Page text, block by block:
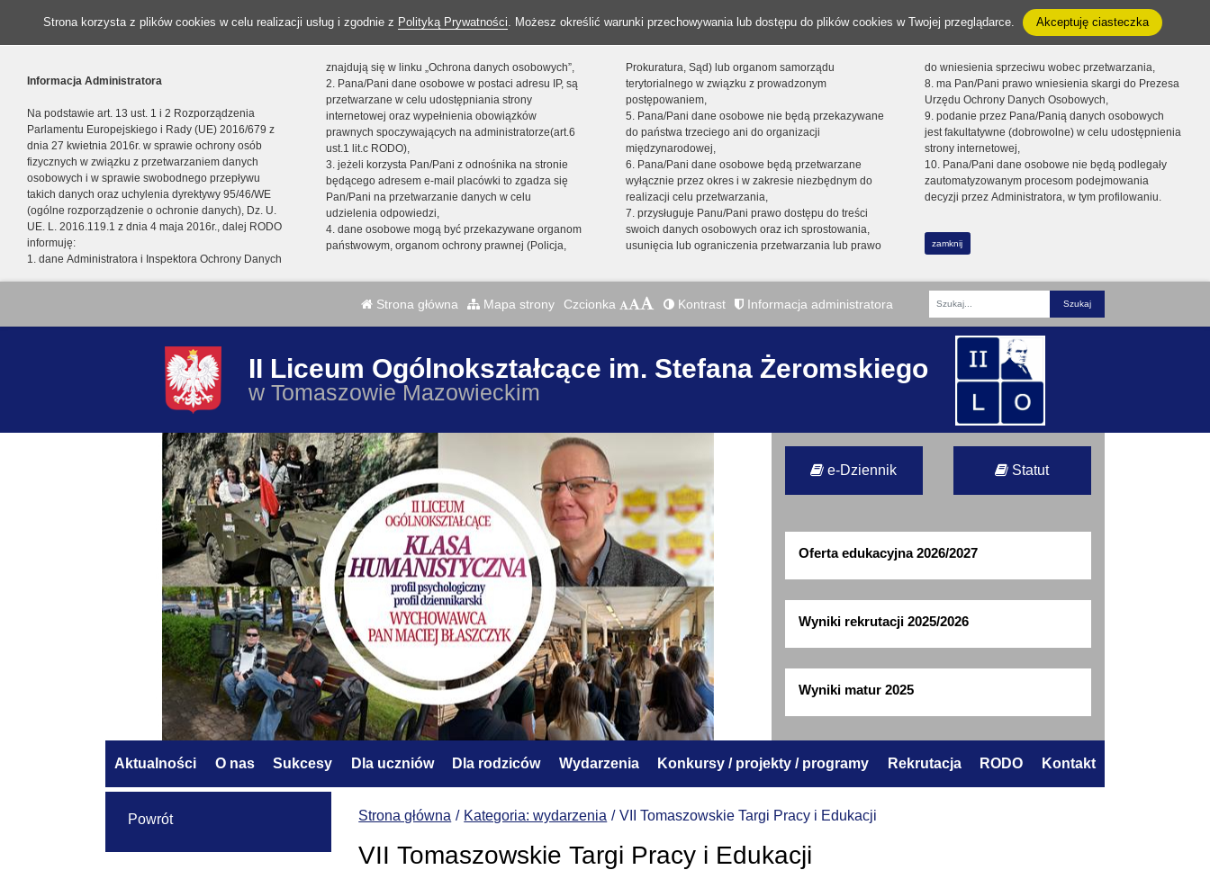
Strona korzysta z plików cookies w celu realizacji usług i zgodnie z Polityką Prywatności. Możesz określić warunki przechowywania lub dostępu do plików cookies w Twojej przeglądarce. Akceptuję ciasteczka
Informacja Administratora
Na podstawie art. 13 ust. 1 i 2 Rozporządzenia
Parlamentu Europejskiego i Rady (UE) 2016/679 z
dnia 27 kwietnia 2016r. w sprawie ochrony osób
fizycznych w związku z przetwarzaniem danych
osobowych i w sprawie swobodnego przepływu
takich danych oraz uchylenia dyrektywy 95/46/WE
(ogólne rozporządzenie o ochronie danych), Dz. U.
UE. L. 2016.119.1 z dnia 4 maja 2016r., dalej RODO
informuję:
1. dane Administratora i Inspektora Ochrony Danych
znajdują się w linku „Ochrona danych osobowych”,
2. Pana/Pani dane osobowe w postaci adresu IP, są
przetwarzane w celu udostępniania strony
internetowej oraz wypełnienia obowiązków
prawnych spoczywających na administratorze(art.6
ust.1 lit.c RODO),
3. jeżeli korzysta Pan/Pani z odnośnika na stronie
będącego adresem e-mail placówki to zgadza się
Pan/Pani na przetwarzanie danych w celu
udzielenia odpowiedzi,
4. dane osobowe mogą być przekazywane organom
państwowym, organom ochrony prawnej (Policja,
Prokuratura, Sąd) lub organom samorządu
terytorialnego w związku z prowadzonym
postępowaniem,
5. Pana/Pani dane osobowe nie będą przekazywane
do państwa trzeciego ani do organizacji
międzynarodowej,
6. Pana/Pani dane osobowe będą przetwarzane
wyłącznie przez okres i w zakresie niezbędnym do
realizacji celu przetwarzania,
7. przysługuje Panu/Pani prawo dostępu do treści
swoich danych osobowych oraz ich sprostowania,
usunięcia lub ograniczenia przetwarzania lub prawo
do wniesienia sprzeciwu wobec przetwarzania,
8. ma Pan/Pani prawo wniesienia skargi do Prezesa
Urzędu Ochrony Danych Osobowych,
9. podanie przez Pana/Panią danych osobowych
jest fakultatywne (dobrowolne) w celu udostępnienia
strony internetowej,
10. Pana/Pani dane osobowe nie będą podlegały
zautomatyzowanym procesom podejmowania
decyzji przez Administratora, w tym profilowaniu.
zamknij
Strona główna Mapa strony Czcionka Kontrast Informacja administratora
Fraza
II Liceum Ogólnokształcące im. Stefana Żeromskiego
w Tomaszowie Mazowieckim
e-Dziennik Statut
Oferta edukacyjna 2026/2027
Wyniki rekrutacji 2025/2026
Wyniki matur 2025
Aktualności O nas Sukcesy Dla uczniów Dla rodziców Wydarzenia Konkursy / projekty / programy Rekrutacja RODO Kontakt
Strona główna Kategoria: wydarzenia VII Tomaszowskie Targi Pracy i Edukacji
VII Tomaszowskie Targi Pracy i Edukacji
Powrót